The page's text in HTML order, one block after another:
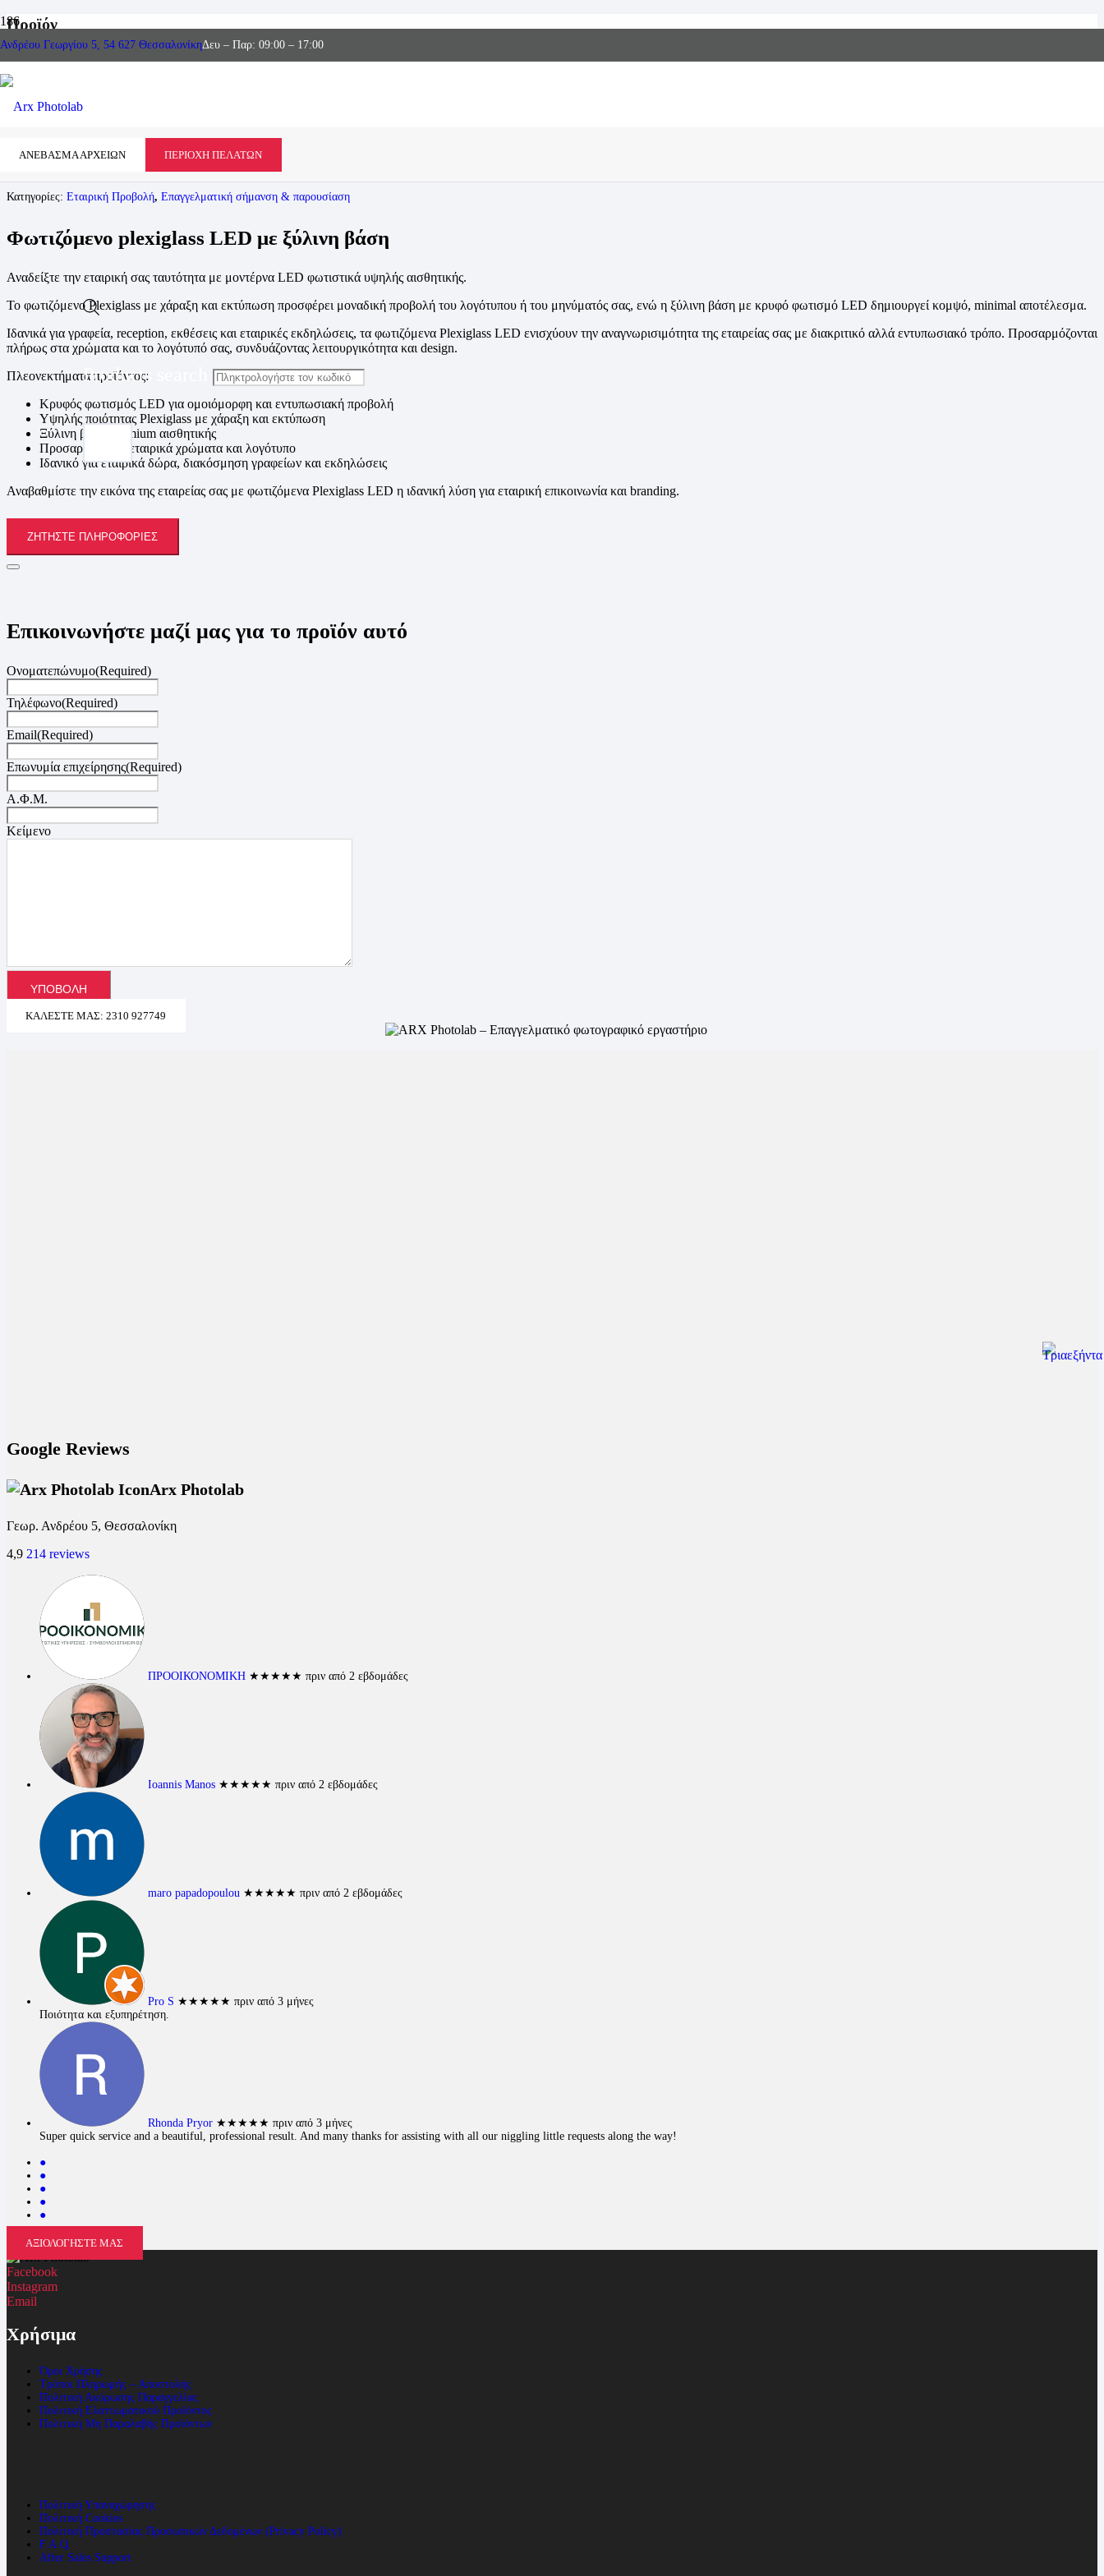
Ανδρέου Γεωργίου 5, 54 627 ΘεσσαλονίκηΔευ – Παρ: 09:00 – 17:00
Products search
ΑΝΕΒΑΣΜΑ ΑΡΧΕΙΩΝ ΠΕΡΙΟΧΗ ΠΕΛΑΤΩΝ
Προϊόν
Αρχική
Κατηγορίες: Εταιρική Προβολή, Επαγγελματική σήμανση & παρουσίαση
Φωτιζόμενο plexiglass LED με ξύλινη βάση
Αναδείξτε την εταιρική σας ταυτότητα με μοντέρνα LED φωτιστικά υψηλής αισθητικής.
Το φωτιζόμενο Plexiglass με χάραξη και εκτύπωση προσφέρει μοναδική προβολή του λογότυπου ή του μηνύματός σας, ενώ η ξύλινη βάση με κρυφό φωτισμό LED δημιουργεί κομψό, minimal αποτέλεσμα.
Ιδανικά για γραφεία, reception, εκθέσεις και εταιρικές εκδηλώσεις, τα φωτιζόμενα Plexiglass LED ενισχύουν την αναγνωρισιμότητα της εταιρείας σας με διακριτικό αλλά εντυπωσιακό τρόπο. Προσαρμόζονται
πλήρως στα χρώματα και το λογότυπό σας, συνδυάζοντας λειτουργικότητα και design.
Πλεονεκτήματα προϊόντος:
Κρυφός φωτισμός LED για ομοιόμορφη και εντυπωσιακή προβολή
Υψηλής ποιότητας Plexiglass με χάραξη και εκτύπωση
Ξύλινη βάση premium αισθητικής
Προσαρμογή σε εταιρικά χρώματα και λογότυπο
Ιδανικό για εταιρικά δώρα, διακόσμηση γραφείων και εκδηλώσεις
Αναβαθμίστε την εικόνα της εταιρείας σας με φωτιζόμενα Plexiglass LED η ιδανική λύση για εταιρική επικοινωνία και branding.
ΖΗΤΉΣΤΕ ΠΛΗΡΟΦΟΡΊΕΣ
Επικοινωνήστε μαζί μας για το προϊόν αυτό
Ονοματεπώνυμο(Required)
Τηλέφωνο(Required)
Email(Required)
Επωνυμία επιχείρησης(Required)
Α.Φ.Μ.
Κείμενο
ΚΑΛΈΣΤΕ ΜΑΣ: 2310 927749
Google Reviews
Arx Photolab
Γεωρ. Ανδρέου 5, Θεσσαλονίκη
4,9 214 reviews
ΠΡΟΟΙΚΟΝΟΜΙΚΗ ★★★★★ πριν από 2 εβδομάδες
Ioannis Manos ★★★★★ πριν από 2 εβδομάδες
maro papadopoulou ★★★★★ πριν από 2 εβδομάδες
Pro S ★★★★★ πριν από 3 μήνες
Ποιότητα και εξυπηρέτηση.
Rhonda Pryor ★★★★★ πριν από 3 μήνες
Super quick service and a beautiful, professional result. And many thanks for assisting with all our niggling little requests along the way!
●
●
●
●
●
ΑΞΙΟΛΟΓΗΣΤΕ ΜΑΣ
Facebook
Instagram
Email
Χρήσιμα
Όροι Χρήσης
Τρόποι Πληρωμής – Αποστολής
Πολιτική Ακύρωσης Παραγγελίας
Πολιτική Ελαττωματικού Προϊόντος
Πολιτική Μη Παραλαβής Προϊόντων
Πολιτική Υπαναχώρησης
Πολιτική Cookies
Πολιτική Προστασίας Προσωπικών Δεδομένων (Privacy Policy)
F.A.Q.
After Sales Support